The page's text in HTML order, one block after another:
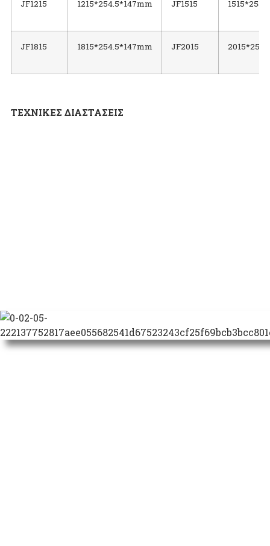
JF1215 1215*254.5*147mm JF1515
JF1815 1815*254.5*147mm JF2015
ΤΕΧΝΙΚΕΣ ΔΙΑΣΤΑΣΕΙΣ